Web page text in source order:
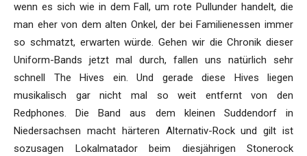
wenn es sich wie in dem Fall, um rote Pullunder handelt, die
man eher von dem alten Onkel, der bei Familienessen immer
so schmatzt, erwarten würde. Gehen wir die Chronik dieser
Uniform-Bands jetzt mal durch, fallen uns natürlich sehr
schnell The Hives ein. Und gerade diese Hives liegen
musikalisch gar nicht mal so weit entfernt von den
Redphones. Die Band aus dem kleinen Suddendorf in
Niedersachsen macht härteren Alternativ-Rock und gilt ist
sozusagen Lokalmatador beim diesjährigen Stonerock